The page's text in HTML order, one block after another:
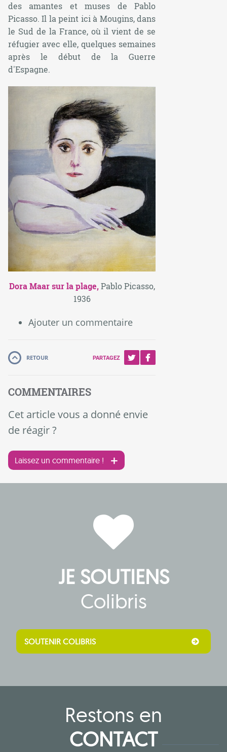
des amantes et muses de Pablo
Picasso. Il la peint ici à Mougins, dans
le Sud de la France, où il vient de se
réfugier avec elle, quelques semaines
après le début de la Guerre
d'Espagne.
Dora Maar sur la plage,Pablo Picasso,
1936
Ajouter un commentaire
RETOUR PARTAGEZ
COMMENTAIRES
Cet article vous a donné envie
de réagir ?
Laissez un commentaire !
JE SOUTIENS
Colibris
SOUTENIR COLIBRIS
Restons en
CONTACT